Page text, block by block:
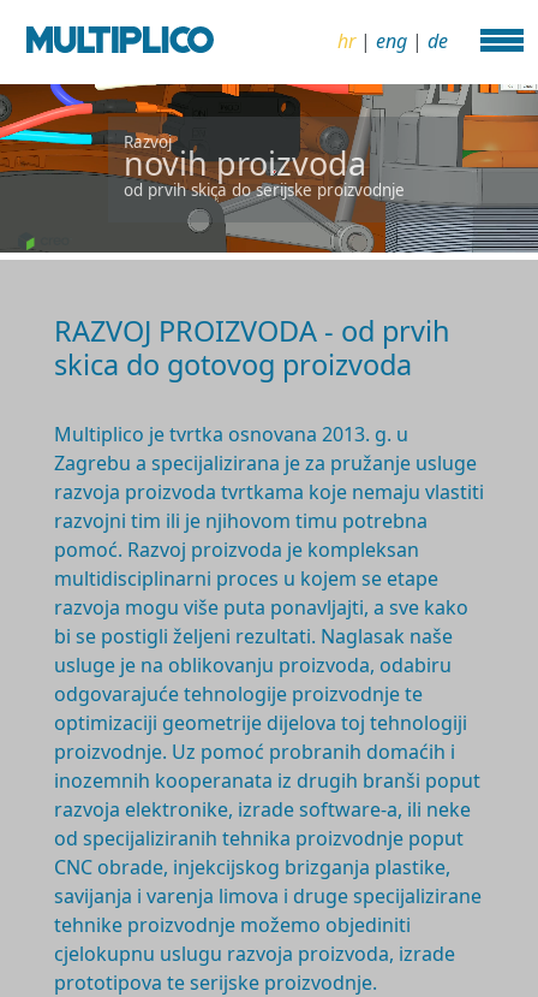
hr| eng | de
Razvoj
novih proizvoda
od prvih skica do serijske proizvodnje
RAZVOJ PROIZVODA - od prvih
skica do gotovog proizvoda
Multiplico je tvrtka osnovana 2013. g. u
Zagrebu a specijalizirana je za pružanje usluge
razvoja proizvoda tvrtkama koje nemaju vlastiti
razvojni tim ili je njihovom timu potrebna
pomoć. Razvoj proizvoda je kompleksan
multidisciplinarni proces u kojem se etape
razvoja mogu više puta ponavljajti, a sve kako
bi se postigli željeni rezultati. Naglasak naše
usluge je na oblikovanju proizvoda, odabiru
odgovarajuće tehnologije proizvodnje te
optimizaciji geometrije dijelova toj tehnologiji
proizvodnje. Uz pomoć probranih domaćih i
inozemnih kooperanata iz drugih branši poput
razvoja elektronike, izrade software-a, ili neke
od specijaliziranih tehnika proizvodnje poput
CNC obrade, injekcijskog brizganja plastike,
savijanja i varenja limova i druge specijalizirane
tehnike proizvodnje možemo objediniti
cjelokupnu uslugu razvoja proizvoda, izrade
prototipova te serijske proizvodnje.